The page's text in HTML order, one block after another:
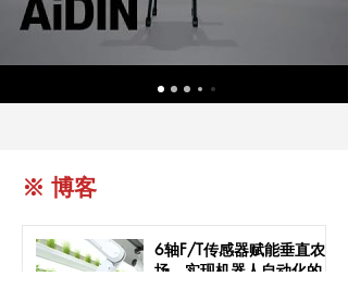
※ 博客
6轴F/T传感器赋能垂直农
场，实现机器人自动化的